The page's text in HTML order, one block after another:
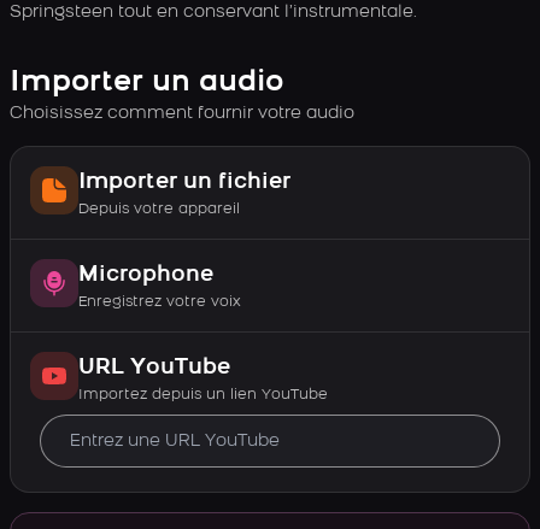
Springsteen tout en conservant l’instrumentale.
Importer un audio
Choisissez comment fournir votre audio
Importer un fichier
Depuis votre appareil
Microphone
Enregistrez votre voix
URL YouTube
Importez depuis un lien YouTube